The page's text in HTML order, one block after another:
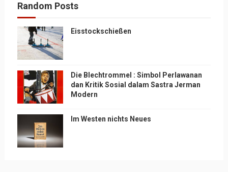
Random Posts
Eisstockschießen
Die Blechtrommel : Simbol Perlawanan
dan Kritik Sosial dalam Sastra Jerman
Modern
Im Westen nichts Neues